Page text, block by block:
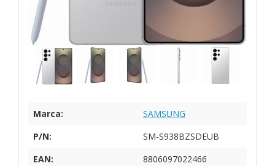
Marca:
SAMSUNG
P/N:
SM-S938BZSDEUB
EAN:
8806097022466